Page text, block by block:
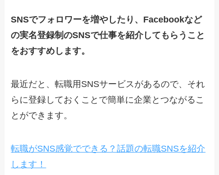
SNSでフォロワーを増やしたり、Facebookなど
の実名登録制のSNSで仕事を紹介してもらうこと
をおすすめします。
最近だと、転職用SNSサービスがあるので、それ
らに登録しておくことで簡単に企業とつながるこ
とができます。
転職がSNS感覚でできる？話題の転職SNSを紹介
します！